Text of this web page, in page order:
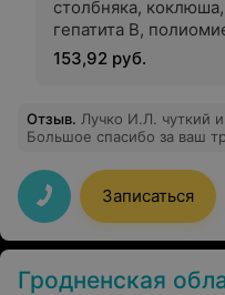
столбняка, коклюша,
гепатита В,
гемофильной
Гексаксим (Франция)
153,92 руб.
Отзыв. Лучко И.Л. чуткий
Большое спасибо за ваш
Записаться
Гродненская областная инфекционная